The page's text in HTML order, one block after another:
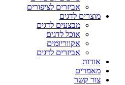
אביזרים לציפורים
מוצרים לדגים
מבצעים לדגים
אוכל לדגים
אקווריומים
אביזרים לדגים
אודות
מאמרים
צור קשר